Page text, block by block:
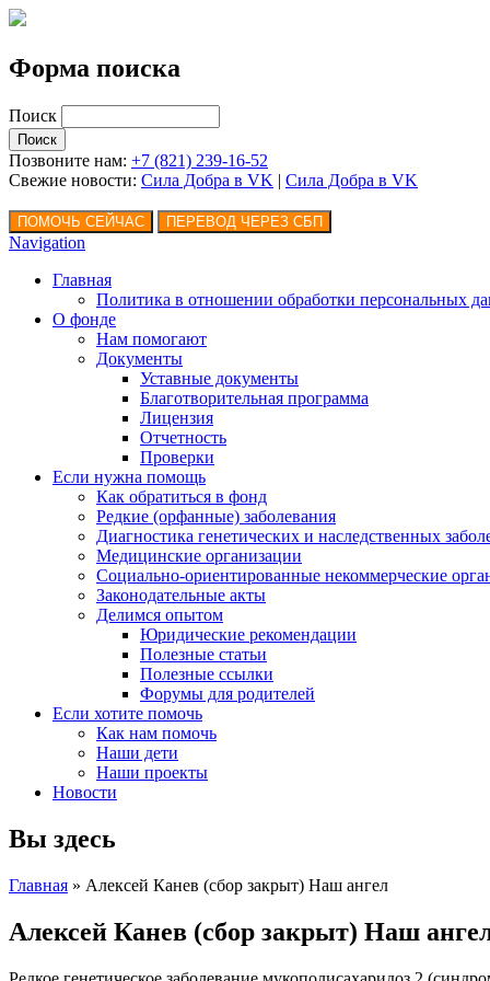
Форма поиска
Поиск
Позвоните нам: +7 (821) 239-16-52
Свежие новости: Сила Добра в VK | Сила Добра в VK
Navigation
Главная
Политика в отношении обработки персональных
О фонде
Нам помогают
Документы
Уставные документы
Благотворительная программа
Лицензия
Отчетность
Проверки
Если нужна помощь
Как обратиться в фонд
Редкие (орфанные) заболевания
Диагностика генетических и наследственных
Медицинские организации
Социально-ориентированные некоммерческие
Законодательные акты
Делимся опытом
Юридические рекомендации
Полезные статьи
Полезные ссылки
Форумы для родителей
Если хотите помочь
Как нам помочь
Наши дети
Наши проекты
Новости
Вы здесь
Главная » Алексей Канев (сбор закрыт) Наш ангел
Алексей Канев (сбор закрыт) Наш